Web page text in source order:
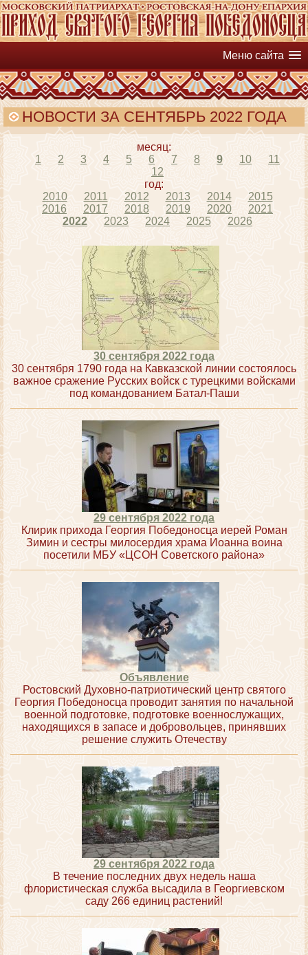
Меню сайта
НОВОСТИ ЗА СЕНТЯБРЬ 2022 ГОДА
месяц:
1
2 3 4 5 6 7 8 9 10
11
12
год:
2010
2011 2012 2013 2014
2015
2016
2017 2018 2019 2020
2021
2022
2023 2024 2025 2026
30 сентября 2022 года
30 сентября 1790 года на Кавказской линии состоялось
важное сражение Русских войск с турецкими войсками
под командованием Батал-Паши
29 сентября 2022 года
Клирик прихода Георгия Победоносца иерей Роман
Зимин и сестры милосердия храма Иоанна воина
посетили МБУ «ЦСОН Советского района»
Объявление
Ростовский Духовно-патриотический центр святого
Георгия Победоносца проводит занятия по начальной
военной подготовке, подготовке военнослужащих,
находящихся в запасе и добровольцев, принявших
решение служить Отечеству
29 сентября 2022 года
В течение последних двух недель наша
флористическая служба высадила в Георгиевском
саду 266 единиц растений!